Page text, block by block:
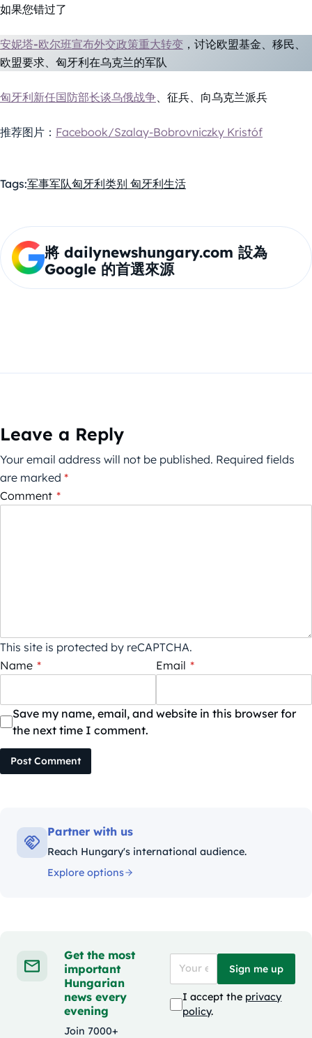
如果您错过了
安妮塔-欧尔班宣布外交政策重大转变 ，讨论欧盟基金、移民、
欧盟要求、匈牙利在乌克兰的军队
匈牙利新任国防部长谈乌俄战争、征兵、向乌克兰派兵
推荐图片： Facebook/Szalay-Bobrovniczky Kristóf
Tags:军事军队匈牙利类别 匈牙利生活
將 dailynewshungary.com 設為
Google 的首選來源
Leave a Reply
Your email address will not be published. Required fields
are marked *
Comment *
This site is protected by reCAPTCHA.
Name * Email *
Save my name, email, and website in this browser for
the next time I comment.
Post Comment
Partner with us
Reach Hungary's international audience.
Explore options
Get the most
important
Hungarian
news every
evening
Join 7000+
Sign me up
I accept the privacy
policy.